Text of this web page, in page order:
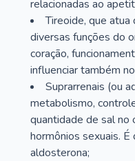
relacionadas ao
Tireoide, que
diversas funções do
coração,
influenciar também
Suprarrenais (ou
metabolismo,
quantidade de sal no
hormônios sexuais.
aldosterona;